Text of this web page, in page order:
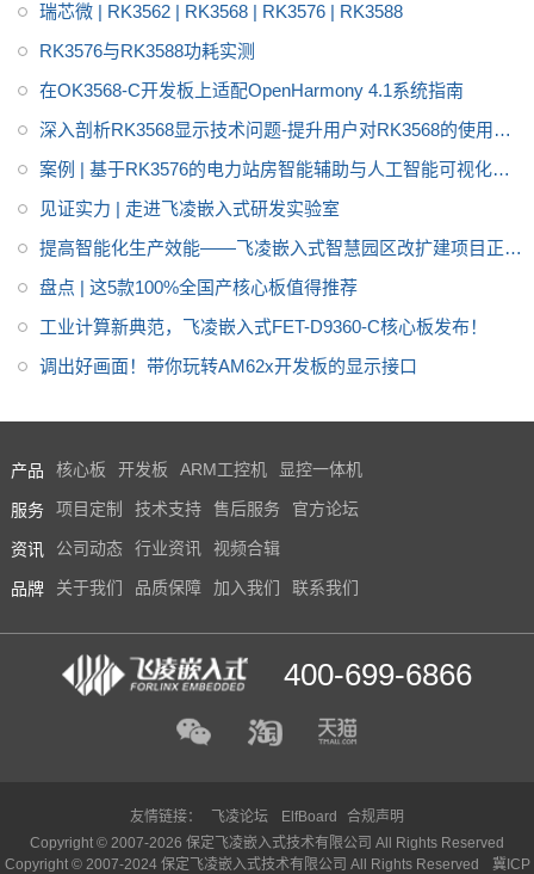
5℃宽温稳定运行，支持国密算法
与安全启动，满足电力、工业控
用户产品快速落地。
瑞芯微 | RK3562 | RK3568 | RK3576 | RK3588
RK3576与RK3588功耗实测
在OK3568-C开发板上适配OpenHarmony 4.1系统指南
深入剖析RK3568显示技术问题-提升用户对RK3568的使用体
验
案例 | 基于RK3576的电力站房智能辅助与人工智能可视化网
关方案
见证实力 | 走进飞凌嵌入式研发实验室
提高智能化生产效能——飞凌嵌入式智慧园区改扩建项目正式
启动
盘点 | 这5款100%全国产核心板值得推荐
工业计算新典范，飞凌嵌入式FET-D9360-C核心板发布！
调出好画面！带你玩转AM62x开发板的显示接口
产品 核心板 开发板 ARM工控机 显控一体机
服务 项目定制 技术支持 售后服务 官方论坛
资讯 公司动态 行业资讯 视频合辑
品牌 关于我们 品质保障 加入我们 联系我们
400-699-6866
友情链接： 飞凌论坛 ElfBoard
合规声明
Copyright © 2007-2026 保定飞凌嵌入式技术有限公司 All Rights Reserved
Copyright © 2007-2024 保定飞凌嵌入式技术有限公司 All Rights Reserved
冀ICP